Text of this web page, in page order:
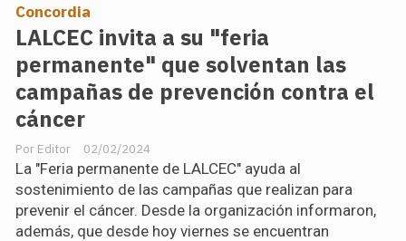
LALCEC invita a su "feria
permanente" que solventan las
campañas de prevención contra el
cáncer
Editor
Concordia
02/02/2024
La "Feria permanente de LALCEC" ayuda al
sostenimiento de las campañas que realizan para
prevenir el cáncer. Desde la organización informaron,
además, que desde hoy viernes se encuentran